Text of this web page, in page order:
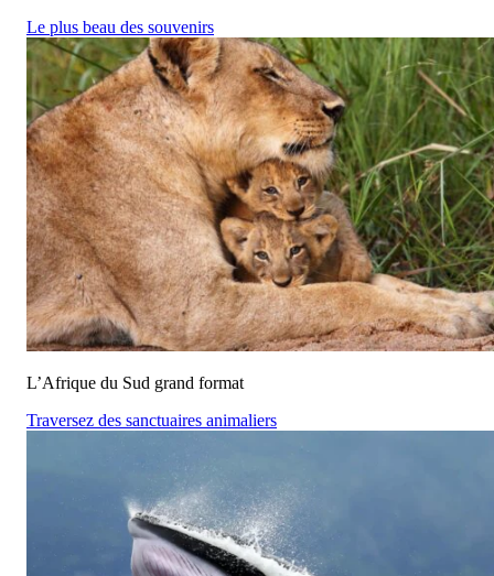
Le plus beau des souvenirs
L’Afrique du Sud grand format
Traversez des sanctuaires animaliers